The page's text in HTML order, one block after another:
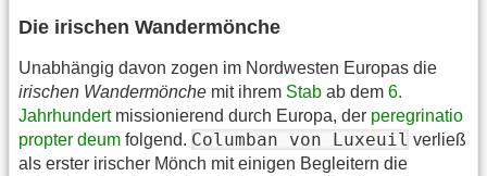
Die irischen Wandermönche
Unabhängig davon zogen im Nordwesten Europas die
irischen Wandermönche mit ihrem Stab ab dem 6.
Jahrhundertmissionierend durch Europa, der peregrinatio
propter deum folgend. Columban von Luxeuil verließ
als erster irischer Mönch mit einigen Begleitern die